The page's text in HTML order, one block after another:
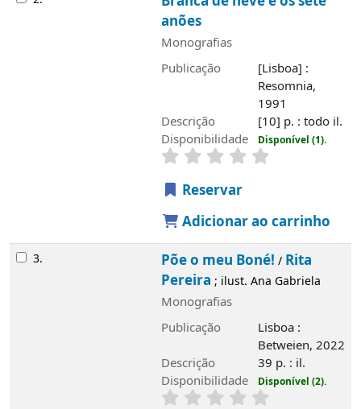
[10] p. : todo il.
Disponibilidade
Adicionar ao carrinho
Põe o meu Boné!/ Rita Pereira
Lisboa : Betweien, 2022
Disponibilidade
Disponível (2).
Reservar
Adicionar ao carrinho
Tiling, o gnomo dos brinquedos